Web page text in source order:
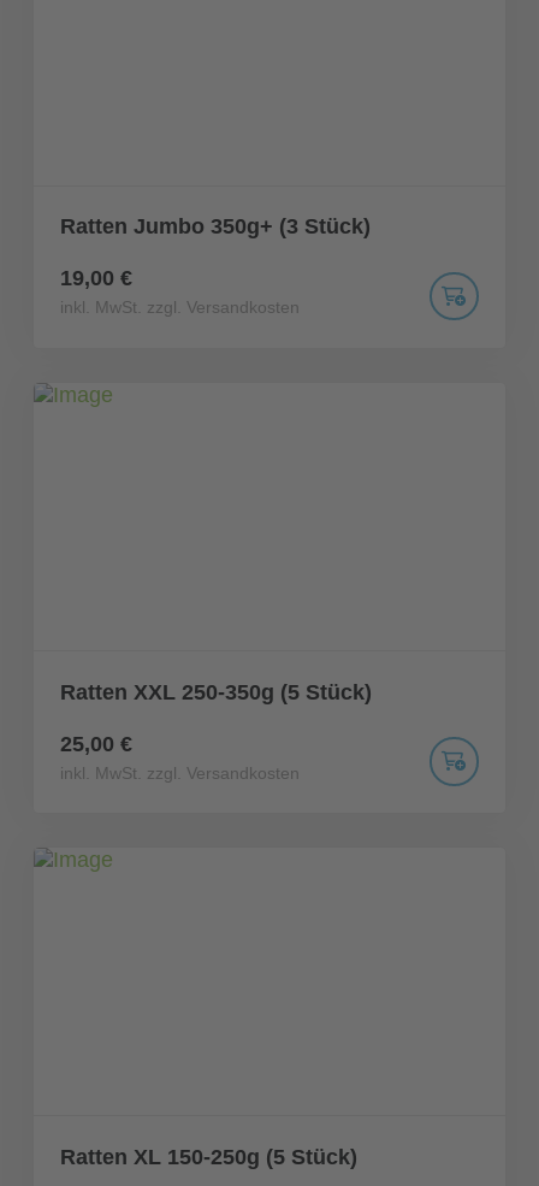
Ratten Jumbo 350g+ (3 Stück)
19,00 €
inkl. MwSt. zzgl. Versandkosten
Ratten XXL 250-350g (5 Stück)
25,00 €
inkl. MwSt. zzgl. Versandkosten
Ratten XL 150-250g (5 Stück)